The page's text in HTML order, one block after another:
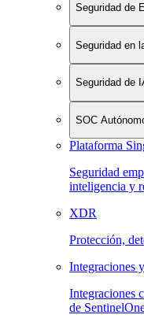
Seguridad de
Seguridad en
Seguridad de
SOC
Plataforma
Seguridad
inteligencia y
XDR
Protección,
Integraciones
Integraciones
de